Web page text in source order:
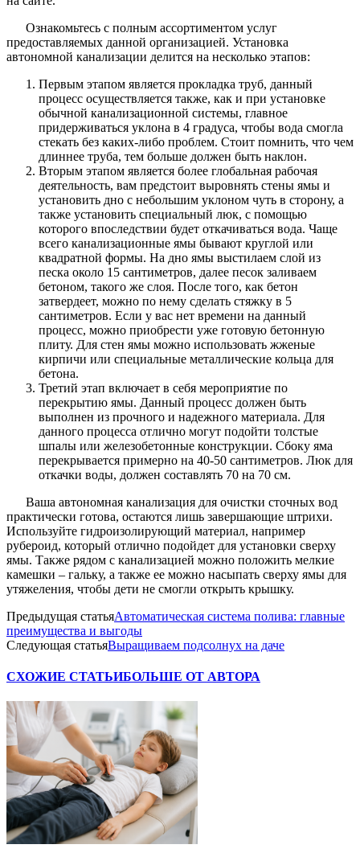
Ознакомьтесь с полным ассортиментом услуг
предоставляемых данной организацией. Установка
автономной канализации делится на несколько этапов:
Первым этапом является прокладка труб, данный
процесс осуществляется также, как и при установке
обычной канализационной системы, главное
придерживаться уклона в 4 градуса, чтобы вода смогла
стекать без каких-либо проблем. Стоит помнить, что чем
длиннее труба, тем больше должен быть наклон.
Вторым этапом является более глобальная рабочая
деятельность, вам предстоит выровнять стены ямы и
установить дно с небольшим уклоном чуть в сторону, а
также установить специальный люк, с помощью
которого впоследствии будет откачиваться вода. Чаще
всего канализационные ямы бывают круглой или
квадратной формы. На дно ямы выстилаем слой из
песка около 15 сантиметров, далее песок заливаем
бетоном, такого же слоя. После того, как бетон
затвердеет, можно по нему сделать стяжку в 5
сантиметров. Если у вас нет времени на данный
процесс, можно приобрести уже готовую бетонную
плиту. Для стен ямы можно использовать жженые
кирпичи или специальные металлические кольца для
бетона.
Третий этап включает в себя мероприятие по
перекрытию ямы. Данный процесс должен быть
выполнен из прочного и надежного материала. Для
данного процесса отлично могут подойти толстые
шпалы или железобетонные конструкции. Сбоку яма
перекрывается примерно на 40-50 сантиметров. Люк для
откачки воды, должен составлять 70 на 70 см.
Ваша автономная канализация для очистки сточных вод
практически готова, остаются лишь завершающие штрихи.
Используйте гидроизолирующий материал, например
рубероид, который отлично подойдет для установки сверху
ямы. Также рядом с канализацией можно положить мелкие
камешки – гальку, а также ее можно насыпать сверху ямы для
утяжеления, чтобы дети не смогли открыть крышку.
Предыдущая статьяАвтоматическая система полива: главные
преимущества и выгоды
Следующая статьяВыращиваем подсолнух на даче
СХОЖИЕ СТАТЬИБОЛЬШЕ ОТ АВТОРА